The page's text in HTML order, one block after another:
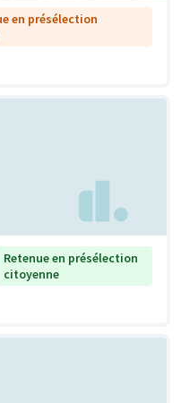
en présélection
Retenue en présélection
citoyenne